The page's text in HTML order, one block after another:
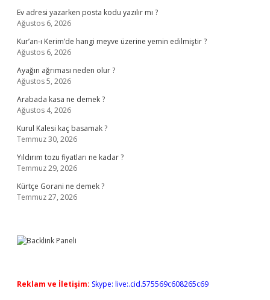
Ev adresi yazarken posta kodu yazılır mı ?
Ağustos 6, 2026
Kur’an-ı Kerim’de hangi meyve üzerine yemin edilmiştir ?
Ağustos 6, 2026
Ayağın ağrıması neden olur ?
Ağustos 5, 2026
Arabada kasa ne demek ?
Ağustos 4, 2026
Kurul Kalesi kaç basamak ?
Temmuz 30, 2026
Yıldırım tozu fiyatları ne kadar ?
Temmuz 29, 2026
Kürtçe Gorani ne demek ?
Temmuz 27, 2026
Reklam ve İletişim: Skype: live:.cid.575569c608265c69